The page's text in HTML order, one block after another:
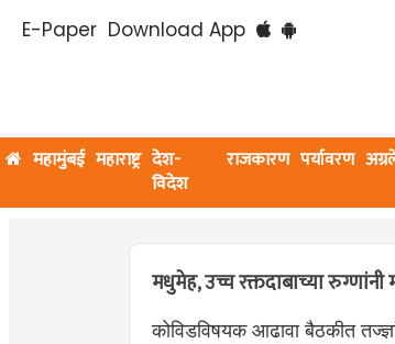
E-Paper Download App
महामुंबई महाराष्ट्र देश-
विदेश
राजकारण पर्यावरण
मधुमेह, उच्च रक्तदाबाच्या रुग्णांनी
कोविडविषयक आढावा बैठकीत